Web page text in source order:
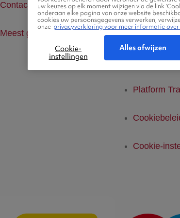
Contact
Meest gestelde vragen
Legal
Platform
Cookie-
uw keuzes op elk moment wijzigen via de link
onderaan elke pagina van onze website
cookies uw persoonsgegevens verwerken,
onze privacyverklaring voor meer informatie over
Cookie-
instellingen
Alles afwijzen